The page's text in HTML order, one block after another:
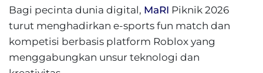
Bagi pecinta dunia digital, MaRI Piknik 2026
turut menghadirkan e-sports fun match dan
kompetisi berbasis platform Roblox yang
menggabungkan unsur teknologi dan